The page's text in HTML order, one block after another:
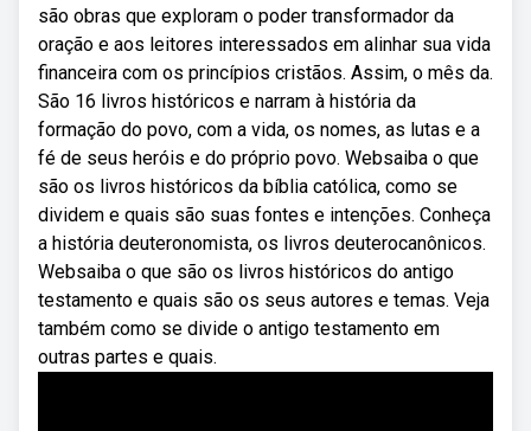
são obras que exploram o poder transformador da
oração e aos leitores interessados em alinhar sua vida
financeira com os princípios cristãos. Assim, o mês da.
São 16 livros históricos e narram à história da
formação do povo, com a vida, os nomes, as lutas e a
fé de seus heróis e do próprio povo. Websaiba o que
são os livros históricos da bíblia católica, como se
dividem e quais são suas fontes e intenções. Conheça
a história deuteronomista, os livros deuterocanônicos.
Websaiba o que são os livros históricos do antigo
testamento e quais são os seus autores e temas. Veja
também como se divide o antigo testamento em
outras partes e quais.